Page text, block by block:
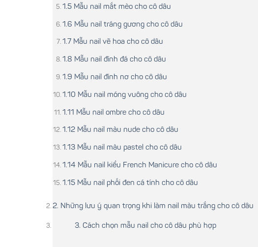
1.5 Mẫu nail mắt mèo cho cô dâu
1.6 Mẫu nail tráng gương cho cô dâu
1.7 Mẫu nail vẽ hoa cho cô dâu
1.8 Mẫu nail đính đá cho cô dâu
1.9 Mẫu nail đính nơ cho cô dâu
1.10 Mẫu nail móng vuông cho cô dâu
1.11 Mẫu nail ombre cho cô dâu
1.12 Mẫu nail màu nude cho cô dâu
1.13 Mẫu nail màu pastel cho cô dâu
1.14 Mẫu nail kiểu French Manicure cho cô dâu
1.15 Mẫu nail phối đen cá tính cho cô dâu
2. Những lưu ý quan trọng khi làm nail màu trắng cho cô dâu
3. Cách chọn mẫu nail cho cô dâu phù hợp